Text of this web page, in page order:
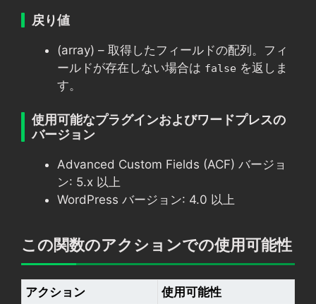
戻り値
(array) – 取得したフィールドの配列。フィ
ールドが存在しない場合は false を返しま
す。
使用可能なプラグインおよびワードプレスの
バージョン
Advanced Custom Fields (ACF) バージョ
ン: 5.x 以上
WordPress バージョン: 4.0 以上
この関数のアクションでの使用可能性
アクション
使用可能性